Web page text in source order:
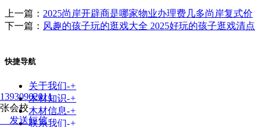
上一篇： 2025尚岸开辟商是哪家物业办理费几多尚岸复式价
下一篇： 风趣的孩子玩的逛戏大全 2025好玩的孩子逛戏清点
快捷导航
关于我们-+
木材知识-+
木材信息-+
联系我们-+
13930902011
张会校
发送短信